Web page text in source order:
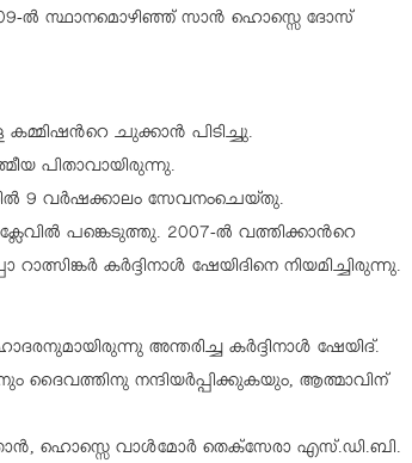
ല്‍ സ്ഥാനമൊഴിഞ്ഞ് സാന്‍ ഹൊസ്സെ ദോസ്
കമ്മിഷന്‍റെ ചുക്കാന്‍ പിടിച്ചു.
പിതാവായിരുന്നു.
9 വര്‍ഷക്കാലം സേവനംചെയ്തു.
പങ്കെടുത്തു. 2007-ല്‍ വത്തിക്കാന്‍റെ
കര്‍ദ്ദിനാള്‍ ഷേയിദിനെ നിയമിച്ചിരുന്നു.
അന്തരിച്ച കര്‍ദ്ദിനാള്‍ ഷേയിദ്.
ദൈവത്തിനു നന്ദിയര്‍പ്പിക്കുകയും, ആത്മാവിന്
ഹൊസ്സെ വാള്‍മോര്‍ തെക്സേരാ എസ്.ഡി.ബി.